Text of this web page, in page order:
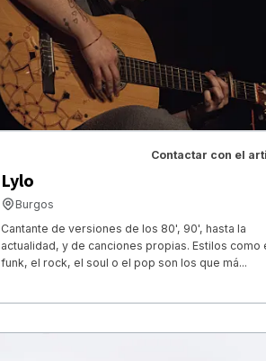
Contactar con el
Lylo
Burgos
Cantante de versiones de los 80', 90', hasta la
actualidad, y de canciones propias. Estilos como
funk, el rock, el soul o el pop son los que má...